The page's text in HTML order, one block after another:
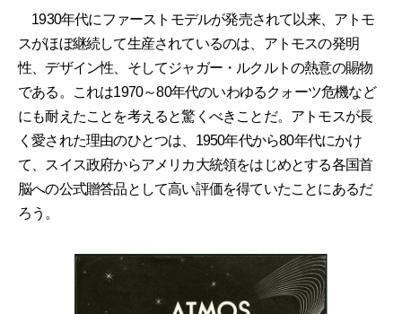
1930年代にファーストモデルが発売されて以来、アトモ
スがほぼ継続して生産されているのは、アトモスの発明
性、デザイン性、そしてジャガー・ルクルトの熱意の賜物
である。これは1970～80年代のいわゆるクォーツ危機など
にも耐えたことを考えると驚くべきことだ。アトモスが長
く愛された理由のひとつは、1950年代から80年代にかけ
て、スイス政府からアメリカ大統領をはじめとする各国首
脳への公式贈答品として高い評価を得ていたことにあるだ
ろう。